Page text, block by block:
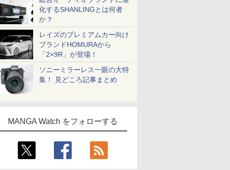
化するSHANLINGとは何者
か？
レイズのプレミアムカー向け
ブランドHOMURAから
「2×9R」が登場！
ソニーミラーレス一眼の大特
集！ 見どころ記事まとめ
MANGA Watch をフォローする